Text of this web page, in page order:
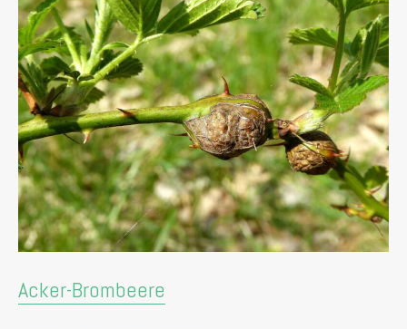
Acker-Brombeere